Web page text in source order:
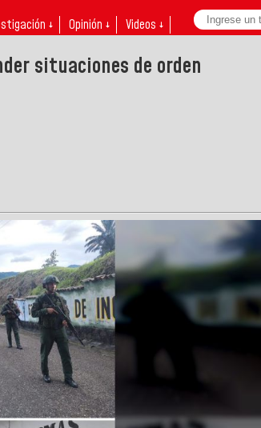
↓ Opinión ↓ Videos ↓
situaciones de orden